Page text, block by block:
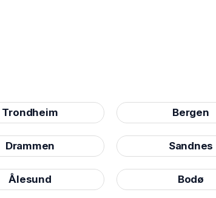
Trondheim Bergen
Drammen Sandnes
Ålesund Bodø